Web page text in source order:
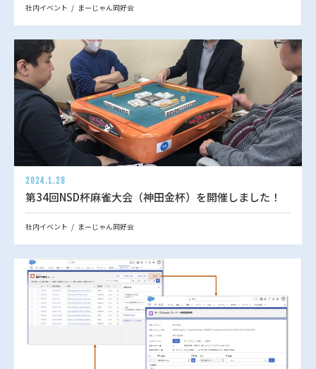
社内イベント まーじゃん同好会
2024.1.28
第34回NSD杯麻雀大会（神田金杯）を開催しました！
社内イベント まーじゃん同好会